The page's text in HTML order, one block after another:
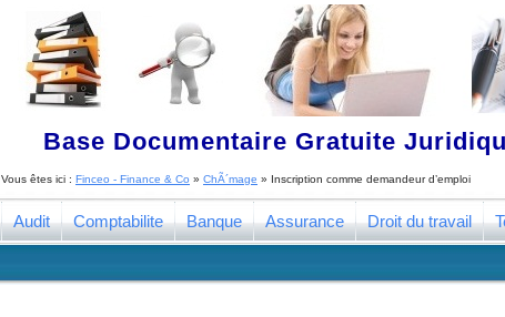
Base Documentaire Gratuite
Vous êtes ici : Finceo - Finance & Co » ChÃ´mage » Inscription comme demandeur d’emploi
Audit Comptabilite Banque Assurance Droit du travail